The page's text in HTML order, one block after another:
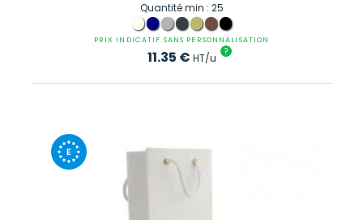
Quantité min : 25
PRIX INDICATIF SANS PERSONNALISATION
11.35 € HT/u ?